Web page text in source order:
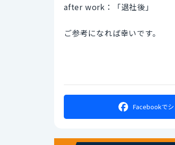
after work：「退社後」
ご参考になれば幸いです。
Facebookで